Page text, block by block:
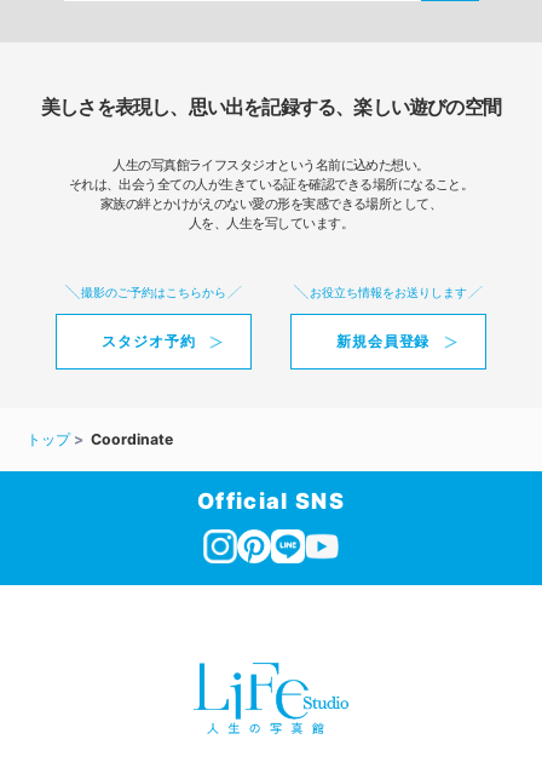
美しさを表現し、思い出を記録する、楽しい遊びの空間
人生の写真館ライフスタジオという名前に込めた想い。
それは、出会う全ての人が生きている証を確認できる場所になること。
家族の絆とかけがえのない愛の形を実感できる場所として、
人を、人生を写しています。
撮影のご予約はこちらから
スタジオ予約
お役立ち情報をお送りします
新規会員登録
トップ Coordinate
Official SNS